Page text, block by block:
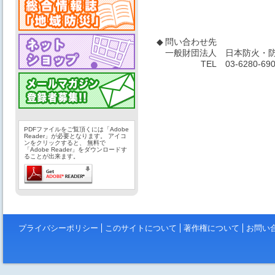
PDFファイルをご覧頂くには「Adobe
Reader」が必要となります。 アイコ
ンをクリックすると、 無料で
「Adobe Reader」をダウンロードす
ることが出来ます。
◆ 問い合わせ先
一般財団法人
日本防火・
TEL
03-6280-
プライバシーポリシー このサイトについて 著作権について お問い